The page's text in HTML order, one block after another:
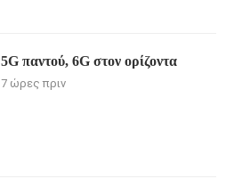
5G παντού, 6G στον ορίζοντα
7 ώρες πριν